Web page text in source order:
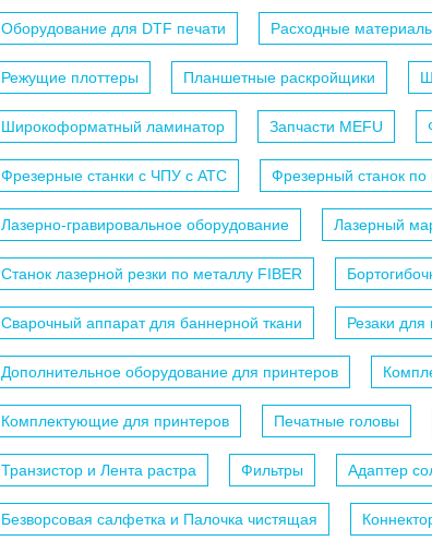
Оборудование для DTF печати Расходные
Режущие плоттеры Планшетные раскройщики
Широкоформатный ламинатор Запчасти MEFU
Фрезерные станки с ЧПУ c АТС Фрезерный станок
Лазерно-гравировальное оборудование Лазерный
Станок лазерной резки по металлу FIBER
Сварочный аппарат для баннерной ткани Резаки для
Дополнительное оборудование для принтеров
Комплектующие для принтеров Печатные головы
Транзистор и Лента растра Фильтры Адаптер
Безворсовая салфетка и Палочка чистящая